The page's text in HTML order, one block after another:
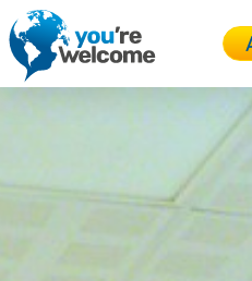
Qui sommes-nous ?